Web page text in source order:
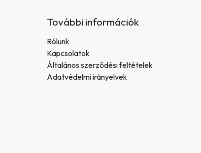
További információk
Rólunk
Kapcsolatok
Általános szerződési feltételek
Adatvédelmi irányelvek